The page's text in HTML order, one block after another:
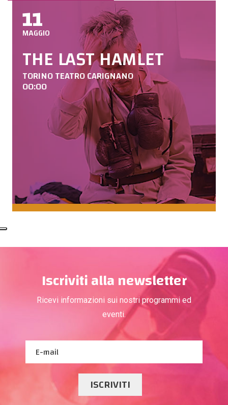
11
MAGGIO
THE LAST HAMLET
TORINO TEATRO CARIGNANO
00:00
Iscriviti alla newsletter
Ricevi informazioni sui nostri programmi ed
eventi.
ISCRIVITI